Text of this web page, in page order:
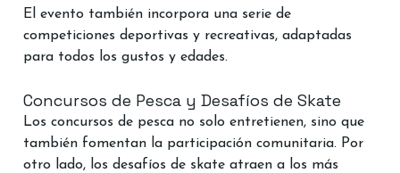
El evento también incorpora una serie de
competiciones deportivas y recreativas, adaptadas
para todos los gustos y edades.
Concursos de Pesca y Desafíos de Skate
Los concursos de pesca no solo entretienen, sino que
también fomentan la participación comunitaria. Por
otro lado, los desafíos de skate atraen a los más